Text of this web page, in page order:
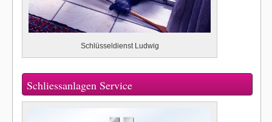
Schlüsseldienst Ludwig
Schliessanlagen Service